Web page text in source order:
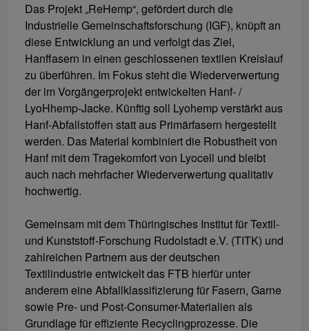
Das Projekt „ReHemp“, gefördert durch die
Industrielle Gemeinschaftsforschung (IGF), knüpft an
diese Entwicklung an und verfolgt das Ziel,
Hanffasern in einen geschlossenen textilen Kreislauf
zu überführen. Im Fokus steht die Wiederverwertung
der im Vorgängerprojekt entwickelten Hanf- /
LyoHhemp-Jacke. Künftig soll Lyohemp verstärkt aus
Hanf-Abfallstoffen statt aus Primärfasern hergestellt
werden. Das Material kombiniert die Robustheit von
Hanf mit dem Tragekomfort von Lyocell und bleibt
auch nach mehrfacher Wiederverwertung qualitativ
hochwertig.
Gemeinsam mit dem Thüringisches Institut für Textil-
und Kunststoff-Forschung Rudolstadt e.V. (TITK) und
zahlreichen Partnern aus der deutschen
Textilindustrie entwickelt das FTB hierfür unter
anderem eine Abfallklassifizierung für Fasern, Garne
sowie Pre- und Post-Consumer-Materialien als
Grundlage für effiziente Recyclingprozesse. Die